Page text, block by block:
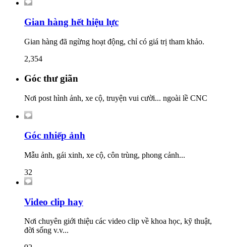
Gian hàng hết hiệu lực
Gian hàng đã ngừng hoạt động, chỉ có giá trị tham khảo.
2,354
Góc thư giãn
Nơi post hình ảnh, xe cộ, truyện vui cười... ngoài lề CNC
Góc nhiếp ảnh
Mẫu ảnh, gái xinh, xe cộ, côn trùng, phong cảnh...
32
Video clip hay
Nơi chuyên giới thiệu các video clip về khoa học, kỹ thuật,
đời sống v.v...